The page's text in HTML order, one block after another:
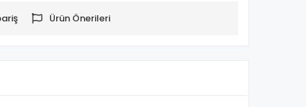
Ürün Önerileri